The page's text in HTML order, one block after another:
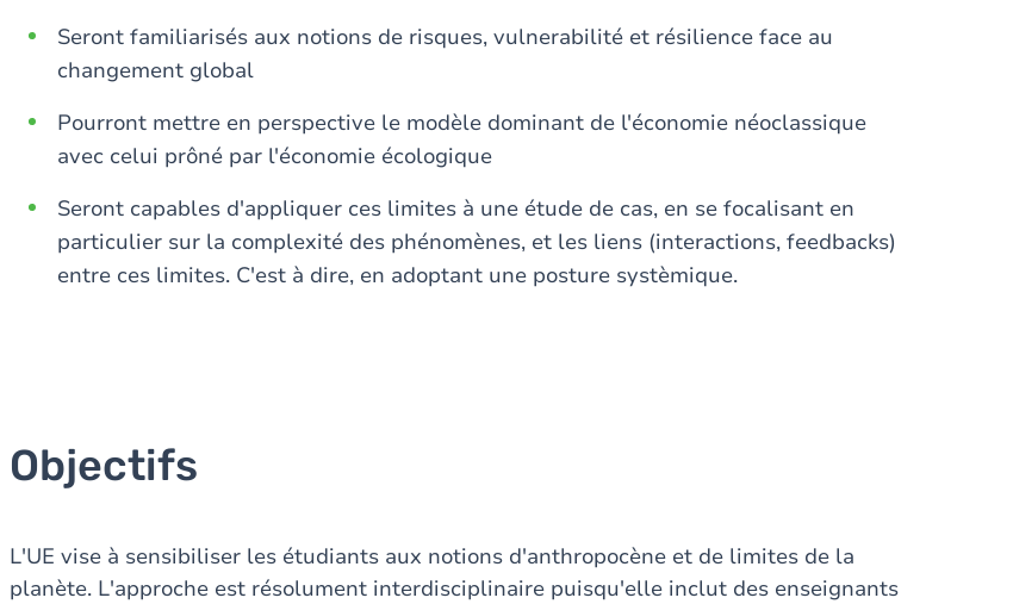
Seront familiarisés aux notions de risques, vulnerabilité et résilience face au
changement global
Pourront mettre en perspective le modèle dominant de l'économie néoclassique
avec celui prôné par l'économie écologique
Seront capables d'appliquer ces limites à une étude de cas, en se focalisant en
particulier sur la complexité des phénomènes, et les liens (interactions, feedbacks)
entre ces limites. C'est à dire, en adoptant une posture systèmique.
Objectifs
L'UE vise à sensibiliser les étudiants aux notions d'anthropocène et de limites de la
planète. L'approche est résolument interdisciplinaire puisqu'elle inclut des enseignants